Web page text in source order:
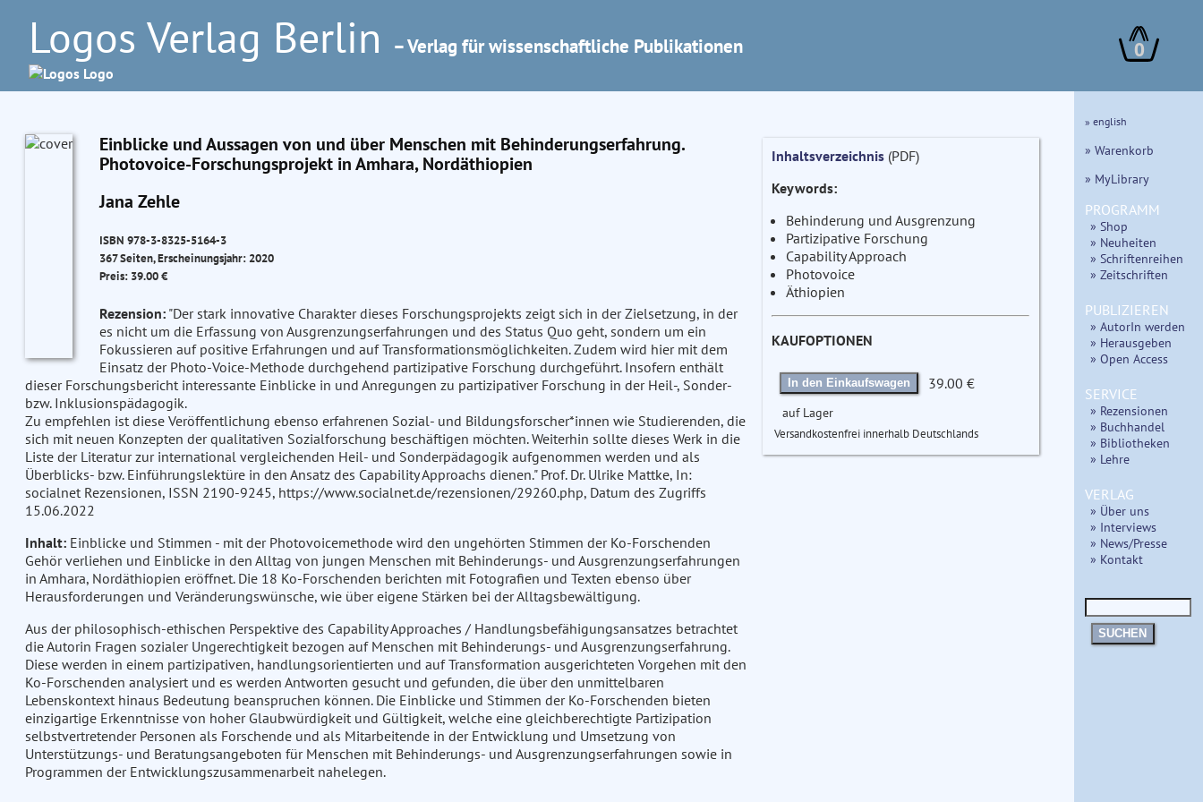
Logos Verlag Berlin – Verlag für wissenschaftliche Publikationen 0
Einblicke und Aussagen von und über Menschen mit Behinderungserfahrung.
Photovoice-Forschungsprojekt in Amhara, Nordäthiopien
Jana Zehle
ISBN 978-3-8325-5164-3
367 Seiten, Erscheinungsjahr: 2020
Preis: 39.00 €
Rezension:"Der stark innovative Charakter dieses Forschungsprojekts zeigt sich in der Zielsetzung, in der
es nicht um die Erfassung von Ausgrenzungserfahrungen und des Status Quo geht, sondern um ein
Fokussieren auf positive Erfahrungen und auf Transformationsmöglichkeiten. Zudem wird hier mit dem
Einsatz der Photo-Voice-Methode durchgehend partizipative Forschung durchgeführt. Insofern enthält
dieser Forschungsbericht interessante Einblicke in und Anregungen zu partizipativer Forschung in der Heil-, Sonder-
bzw. Inklusionspädagogik.
Zu empfehlen ist diese Veröffentlichung ebenso erfahrenen Sozial- und Bildungsforscher*innen wie Studierenden, die
sich mit neuen Konzepten der qualitativen Sozialforschung beschäftigen möchten. Weiterhin sollte dieses Werk in die
Liste der Literatur zur international vergleichenden Heil- und Sonderpädagogik aufgenommen werden und als
Überblicks- bzw. Einführungslektüre in den Ansatz des Capability Approachs dienen." Prof. Dr. Ulrike Mattke, In:
socialnet Rezensionen, ISSN 2190-9245, https://www.socialnet.de/rezensionen/29260.php, Datum des Zugriffs
15.06.2022
Inhalt:Einblicke und Stimmen - mit der Photovoicemethode wird den ungehörten Stimmen der Ko-Forschenden
Gehör verliehen und Einblicke in den Alltag von jungen Menschen mit Behinderungs- und Ausgrenzungserfahrungen
in Amhara, Nordäthiopien eröffnet. Die 18 Ko-Forschenden berichten mit Fotografien und Texten ebenso über
Herausforderungen und Veränderungswünsche, wie über eigene Stärken bei der Alltagsbewältigung.
Aus der philosophisch-ethischen Perspektive des Capability Approaches / Handlungsbefähigungsansatzes betrachtet
die Autorin Fragen sozialer Ungerechtigkeit bezogen auf Menschen mit Behinderungs- und Ausgrenzungserfahrung.
Diese werden in einem partizipativen, handlungsorientierten und auf Transformation ausgerichteten Vorgehen mit den
Ko-Forschenden analysiert und es werden Antworten gesucht und gefunden, die über den unmittelbaren
Lebenskontext hinaus Bedeutung beanspruchen können. Die Einblicke und Stimmen der Ko-Forschenden bieten
einzigartige Erkenntnisse von hoher Glaubwürdigkeit und Gültigkeit, welche eine gleichberechtigte Partizipation
selbstvertretender Personen als Forschende und als Mitarbeitende in der Entwicklung und Umsetzung von
Unterstützungs- und Beratungsangeboten für Menschen mit Behinderungs- und Ausgrenzungserfahrungen sowie in
Programmen der Entwicklungszusammenarbeit nahelegen.
Inhaltsverzeichnis(PDF)
Keywords:
Behinderung und Ausgrenzung
Partizipative Forschung
Capability Approach
Photovoice
Äthiopien
KAUFOPTIONEN
In den Einkaufswagen 39.00 €
auf Lager
Versandkostenfrei innerhalb Deutschlands
» english
» Warenkorb
» MyLibrary
PROGRAMM
» Shop
» Neuheiten
» Schriftenreihen
» Zeitschriften
PUBLIZIEREN
» AutorIn werden
» Herausgeben
» Open Access
SERVICE
» Rezensionen
» Buchhandel
» Bibliotheken
» Lehre
VERLAG
» Über uns
» Interviews
» News/Presse
» Kontakt
SUCHEN